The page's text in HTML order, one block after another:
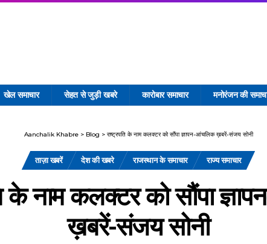
खेल समाचार सेहत से जुड़ी खबरे कारोबार समाचार मनोरंजन की
Aanchalik Khabre> Blog > राष्ट्रपति के नाम कलक्टर को सौंपा ज्ञापन-आंचलिक ख़बरें-संजय सोनी
ताज़ा खबरें देश की खबरे राजस्थान के समाचार राज्य समाचार
के नाम कलक्टर को सौंपा
ख़बरें-संजय सोनी